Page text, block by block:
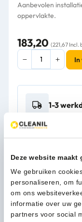
Deze website
We gebruiken
personaliseren, om
om ons
informatie over uw
partners voor social
Aanbevolen
oppervlakte.
183,20 (221,67 Incl.
Mediclinics
Foamzeepdispenser
RVS
1000
-
14051
In
1-3
Neem
Beschrijving